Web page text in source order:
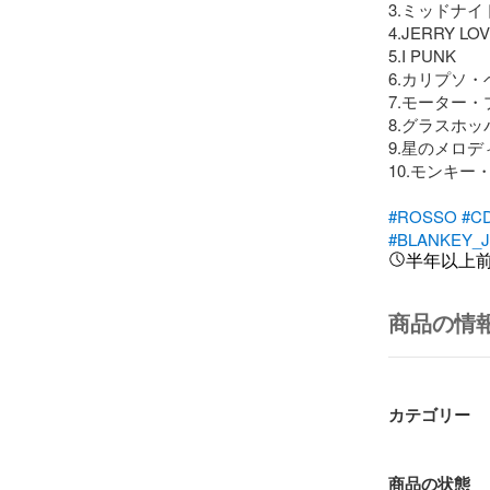
3.ミッドナ
4.JERRY
5.I PUNK
6.カリプソ
7.モーター
8.グラスホ
9.星のメロ
10.モンキー
#ROSSO
半年以上
商品の情
カテゴリー
商品の状態